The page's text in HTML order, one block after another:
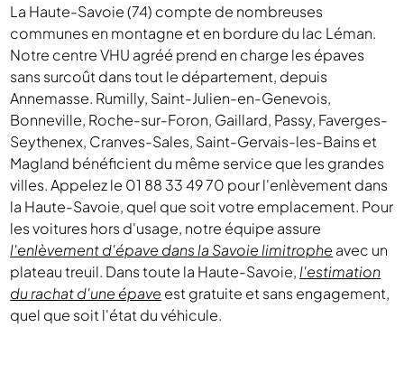
La Haute-Savoie (74) compte de nombreuses
communes en montagne et en bordure du lac Léman.
Notre centre VHU agréé prend en charge les épaves
sans surcoût dans tout le département, depuis
Annemasse. Rumilly, Saint-Julien-en-Genevois,
Bonneville, Roche-sur-Foron, Gaillard, Passy, Faverges-
Seythenex, Cranves-Sales, Saint-Gervais-les-Bains et
Magland bénéficient du même service que les grandes
villes. Appelez le 01 88 33 49 70 pour l'enlèvement dans
la Haute-Savoie, quel que soit votre emplacement. Pour
les voitures hors d'usage, notre équipe assure
l'enlèvement d'épave dans la Savoie limitrophe avec un
plateau treuil. Dans toute la Haute-Savoie, l'estimation
du rachat d'une épave est gratuite et sans engagement,
quel que soit l'état du véhicule.